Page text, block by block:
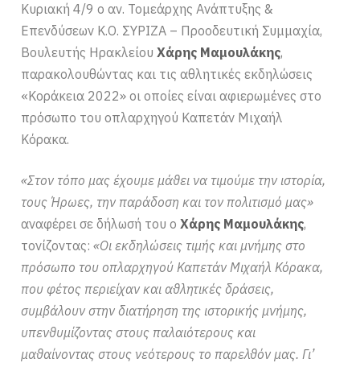
Κυριακή 4/9 ο αν. Τομεάρχης Ανάπτυξης &
Επενδύσεων Κ.Ο. ΣΥΡΙΖΑ – Προοδευτική Συμμαχία,
Βουλευτής ΗρακλείουΧάρης Μαμουλάκης,
παρακολουθώντας και τις αθλητικές εκδηλώσεις
«Κοράκεια 2022» οι οποίες είναι αφιερωμένες στο
πρόσωπο του οπλαρχηγού Καπετάν Μιχαήλ
Κόρακα.
«Στον τόπο μας έχουμε μάθει να τιμούμε την ιστορία,
τους Ήρωες, την παράδοση και τον πολιτισμό μας»
αναφέρει σε δήλωσή του οΧάρης Μαμουλάκης,
τονίζοντας:«Οι εκδηλώσεις τιμής και μνήμης στο
πρόσωπο του οπλαρχηγού Καπετάν Μιχαήλ Κόρακα,
που φέτος περιείχαν και αθλητικές δράσεις,
συμβάλουν στην διατήρηση της ιστορικής μνήμης,
υπενθυμίζοντας στους παλαιότερους και
μαθαίνοντας στους νεότερους το παρελθόν μας. Γι’